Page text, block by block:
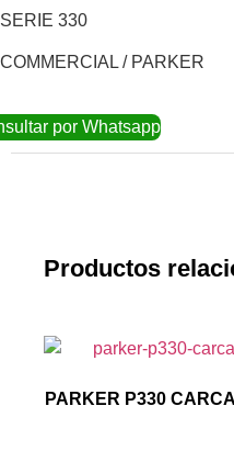
SERIE 330
COMMERCIAL / PARKER
por Whatsapp
Productos
PARKER P330